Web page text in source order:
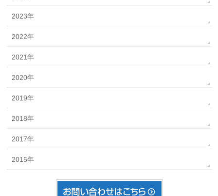
2023年
2022年
2021年
2020年
2019年
2018年
2017年
2015年